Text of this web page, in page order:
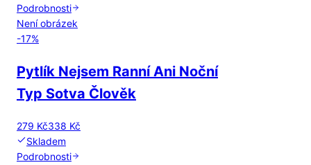
Podrobnosti
Není obrázek
-17%
Pytlík Nejsem Ranní Ani Noční
Typ Sotva Člověk
279 Kč338 Kč
Skladem
Podrobnosti